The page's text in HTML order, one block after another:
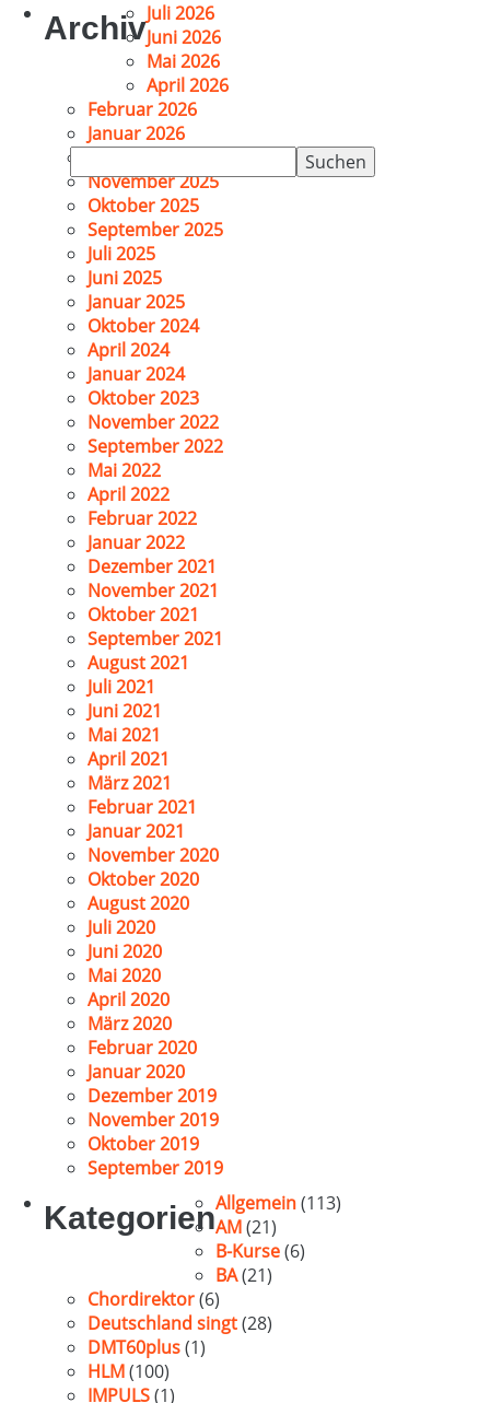
Suchen
nach:
ArchivJuli 2026
Juni 2026
Mai 2026
April 2026
Februar 2026
Januar 2026
November 2025
Oktober 2025
September 2025
Juli 2025
Juni 2025
Januar 2025
Oktober 2024
April 2024
Januar 2024
Oktober 2023
November 2022
September 2022
Mai 2022
April 2022
Februar 2022
Januar 2022
Dezember 2021
November 2021
Oktober 2021
September 2021
August 2021
Juli 2021
Juni 2021
Mai 2021
April 2021
März 2021
Februar 2021
Januar 2021
November 2020
Oktober 2020
August 2020
Juli 2020
Juni 2020
Mai 2020
April 2020
März 2020
Februar 2020
Januar 2020
Dezember 2019
November 2019
Oktober 2019
September 2019
KategorienAllgemein(113)
AM(21)
B-Kurse(6)
BA(21)
Chordirektor(6)
Deutschland singt(28)
DMT60plus(1)
HLM(100)
IMPULS(1)